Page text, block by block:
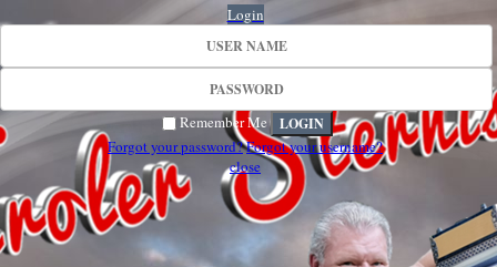
Login
Remember Me
Forgot your password?Forgot your username?
close